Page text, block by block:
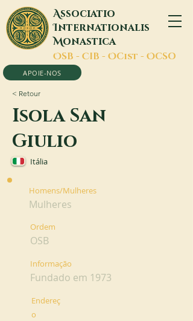
Associatio
Internationalis
Monastica
OSB - CIB - OCist - OCSO
APOIE-NOS
< Retour
Isola San
Giulio
Itália
Homens/Mulheres
Mulheres
Ordem
OSB
Informação
Fundado em 1973
Endereç
o